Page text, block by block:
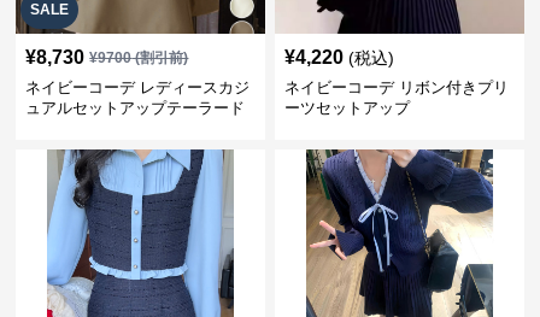
SALE
¥8,730 ¥9700(割引前)
ネイビーコーデ レディースカジ
ュアルセットアップテーラード
¥4,220 (税込)
ネイビーコーデ リボン付きプリ
ーツセットアップ